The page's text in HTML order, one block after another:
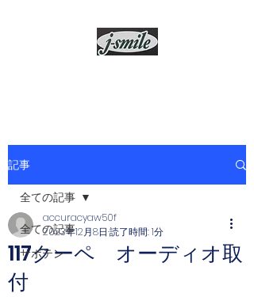
記事
全ての記事
サボテン
全ての記事
117クーペ オーディオ取
付
accuracyaw50f
2023年12月8日 読了時間: 1分